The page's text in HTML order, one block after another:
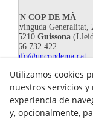
UN COP DE MÀ
Avinguda Generalitat,
25210 Guissona
666 732 422
info@uncopdema.cat
!SÍGUENOS!
Utilizamos cookies
nuestros servicios
experiencia de
y, opcionalmente,